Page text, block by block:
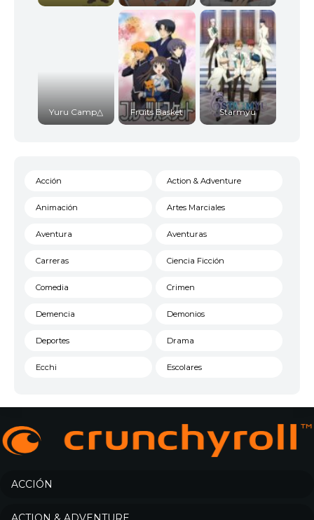
Yuru Camp△ Fruits Basket Starmyu
Acción Action & Adventure
Animación Artes Marciales
Aventura Aventuras
Carreras Ciencia Ficción
Comedia Crimen
Demencia Demonios
Deportes Drama
Ecchi Escolares
Historico Infantil
ACCIÓN